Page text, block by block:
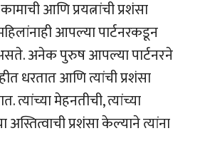
आणि प्रयत्नांची प्रशंसा
आपल्या पार्टनरकडून
अनेक पुरुष आपल्या पार्टनरने
धरतात आणि त्यांची प्रशंसा
मेहनतीची, त्यांच्या
प्रशंसा केल्याने त्यांना